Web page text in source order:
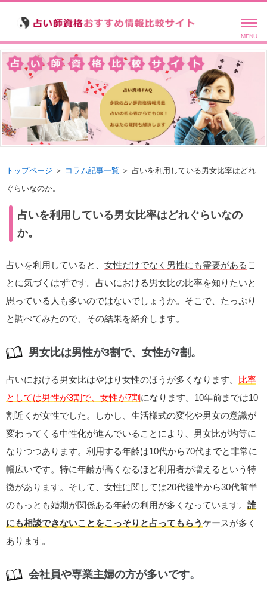
MENU
トップページ ＞ コラム記事一覧 ＞ 占いを利用している男女比率はどれ
ぐらいなのか。
占いを利用している男女比率はどれぐらいなの
か。
占いを利用していると、 女性だけでなく男性にも需要がある こ
とに気づくはずです。占いにおける男女比の比率を知りたいと
思っている人も多いのではないでしょうか。そこで、たっぷり
と調べてみたので、その結果を紹介します。
男女比は男性が3割で、女性が7割。
占いにおける男女比はやはり女性のほうが多くなります。
比率
としては男性が3割で、女性が7割 になります。10年前までは10
割近くが女性でした。しかし、生活様式の変化や男女の意識が
変わってくる中性化が進んでいることにより、男女比が均等に
なりつつあります。利用する年齢は10代から70代までと非常に
幅広いです。特に年齢が高くなるほど利用者が増えるという特
徴があります。そして、女性に関しては20代後半から30代前半
のもっとも婚期が関係ある年齢の利用が多くなっています。 誰
にも相談できないことをこっそりと占ってもらうケースが多く
あります。
会社員や専業主婦の方が多いです。